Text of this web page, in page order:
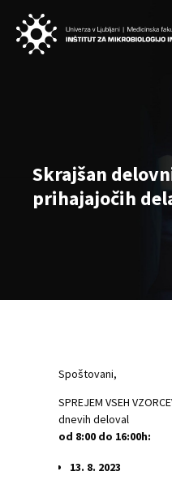
Skrajšan
prihajajočih
Spoštovani,
SPREJEM VSEH
dnevih deloval
od 8:00 do 16:00h:
13. 8. 2023